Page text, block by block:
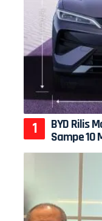
BYD Rilis
Sampe 10